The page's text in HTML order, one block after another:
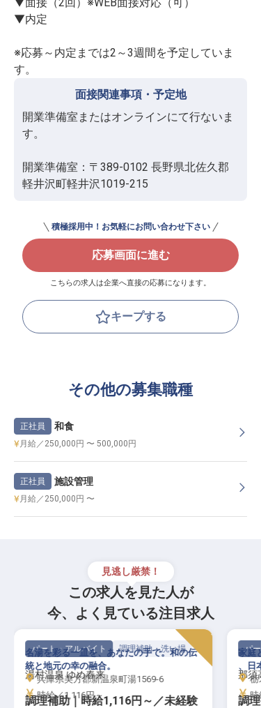
▼内定
※応募～内定までは2～3週間を予定していま
す。
面接関連事項・予定地
開業準備室またはオンラインにて行ないま
す。
開業準備室：〒389-0102 長野県北佐久郡
軽井沢町軽井沢1019-215
積極採用中！お気軽にお問い合わせ下さい
応募画面に進む
こちらの求人は企業へ直接の応募になります。
キープする
その他の募集職種
正社員 和食
月給／250,000円 〜 500,000円
正社員 施設管理
月給／250,000円 〜
見逃し厳禁！
この求人を見た人が
今、よく見ている注目求人
パート・アルバイト 調理補助・洗い場
湯村温泉 ゆめ春来
調理補助｜時給1,116円～／未経験
名湯を彩る一皿を、あなたの手で。和の伝
統と地元の幸の融合。
兵庫県美方郡新温泉町湯1569-6
時給／1,116円～
パ
那須
調
家庭
、日
栃
時